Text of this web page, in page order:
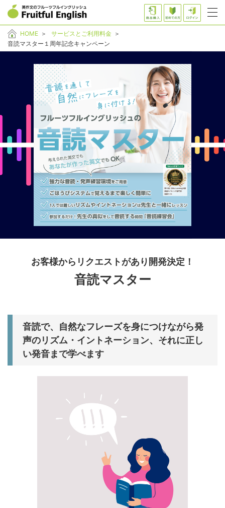
HOME ＞ サービスとご利用料金 ＞
音読マスター１周年記念キャンペーン
お客様からリクエストがあり開発決定！
音読マスター
音読で、自然なフレーズを身につけながら発
声のリズム・イントネーション、それに正し
い発音まで学べます